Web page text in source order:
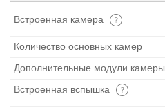
Встроенная камера
Количество основных камер
Дополнительные модули камеры
Встроенная вспышка